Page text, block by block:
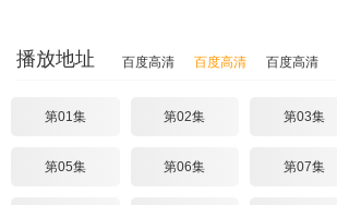
播放地址 百度高清 百度高清 百度高清
第01集 第02集 第03集
第05集 第06集 第07集